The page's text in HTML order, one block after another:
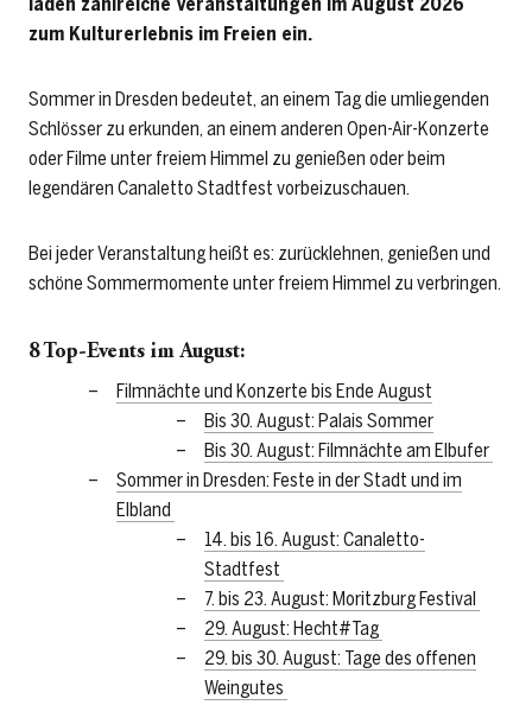
zum Kulturerlebnis im Freien ein.
Sommer in Dresden bedeutet, an einem Tag die umliegenden
Schlösser zu erkunden, an einem anderen Open-Air-Konzerte
oder Filme unter freiem Himmel zu genießen oder beim
legendären Canaletto Stadtfest vorbeizuschauen.
Bei jeder Veranstaltung heißt es: zurücklehnen, genießen und
schöne Sommermomente unter freiem Himmel zu verbringen.
8 Top-Events im August:
Filmnächte und Konzerte bis Ende August
Bis 30. August: Palais Sommer
Bis 30. August: Filmnächte am Elbufer
Sommer in Dresden: Feste in der Stadt und im
Elbland
14. bis 16. August: Canaletto-
Stadtfest
7. bis 23. August: Moritzburg Festival
29. August: Hecht#Tag
29. bis 30. August: Tage des offenen
Weingutes